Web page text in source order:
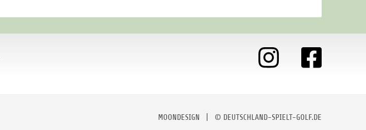
MOONDESIGN | © DEUTSCHLAND-SPIELT-GOLF.DE